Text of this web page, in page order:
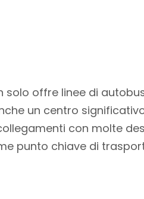
solo offre linee di
un centro
con molte
punto chiave di